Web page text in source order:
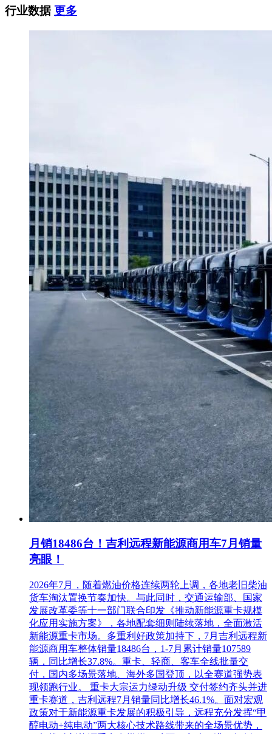
地址：北京市海淀区学院南路62号中关村资本大厦9层
招标人：中国航发四川燃气涡轮研究院
地址：四川省绵阳市游仙区航空路1号
联系人： 黄晓毅
电话：0816-2607509
电子邮件：
招标代理机构：中招国际招标有限公司
北京市海淀区学院南路62号中关村资本大厦
招标人或其招标代理机构主要负责人（项目负责人）：
_______________（签名）
招标人或其招标代理机构：_______________（盖章）
行业数据更多
月销18486台！吉利远程新能源商用车7月销量
亮眼！
2026年7月，随着燃油价格连续两轮上调，各地老旧柴油
货车淘汰置换节奏加快。与此同时，交通运输部、国家
发展改革委等十一部门联合印发《推动新能源重卡规模
化应用实施方案》，各地配套细则陆续落地，全面激活
新能源重卡市场。多重利好政策加持下，7月吉利远程新
能源商用车整体销量18486台，1-7月累计销量107589
辆，同比增长37.8%。重卡、轻商、客车全线批量交
付，国内多场景落地、海外多国登顶，以全赛道强势表
现领跑行业。 重卡大宗运力绿动升级 交付签约齐头并进
重卡赛道，吉利远程7月销量同比增长46.1%。面对宏观
政策对于新能源重卡发展的积极引导，远程充分发挥“甲
醇电动+纯电动”两大核心技术路线带来的全场景优势，